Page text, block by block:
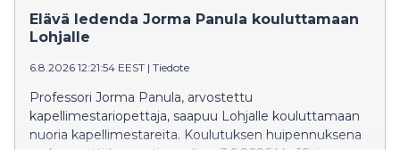
Elävä ledenda Jorma Panula kouluttamaan
Lohjalle
6.8.2026 12:21:54 EEST | Tiedote
Professori Jorma Panula, arvostettu
kapellimestariopettaja, saapuu Lohjalle kouluttamaan
nuoria kapellimestareita. Koulutuksen huipennuksena